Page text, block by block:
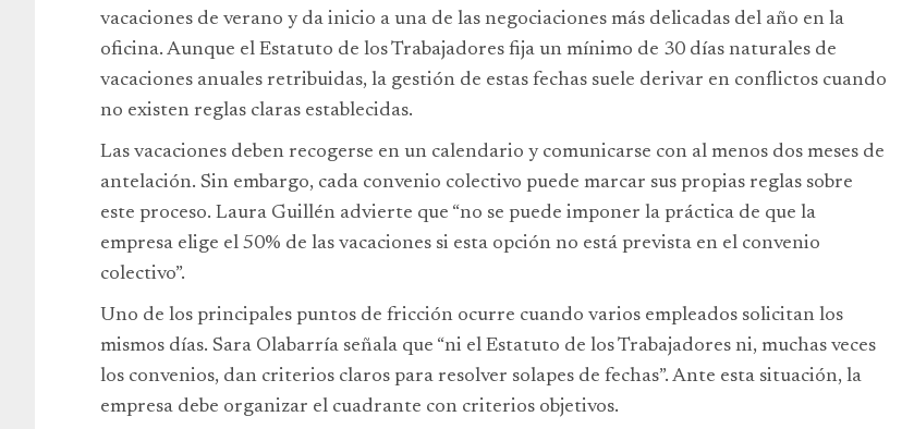
vacaciones de verano y da inicio a una de las negociaciones más delicadas del año en la
oficina. Aunque el Estatuto de los Trabajadores fija un mínimo de 30 días naturales de
vacaciones anuales retribuidas, la gestión de estas fechas suele derivar en conflictos cuando
no existen reglas claras establecidas.
Las vacaciones deben recogerse en un calendario y comunicarse con al menos dos meses de
antelación. Sin embargo, cada convenio colectivo puede marcar sus propias reglas sobre
este proceso. Laura Guillén advierte que “no se puede imponer la práctica de que la
empresa elige el 50% de las vacaciones si esta opción no está prevista en el convenio
colectivo”.
Uno de los principales puntos de fricción ocurre cuando varios empleados solicitan los
mismos días. Sara Olabarría señala que “ni el Estatuto de los Trabajadores ni, muchas veces
los convenios, dan criterios claros para resolver solapes de fechas”. Ante esta situación, la
empresa debe organizar el cuadrante con criterios objetivos.